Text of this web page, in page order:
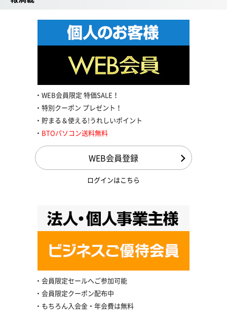
WEB会員限定 特価SALE！
特別クーポン プレゼント！
貯まる＆使える!うれしいポイント
BTOパソコン送料無料
WEB会員登録
ログインはこちら
会員限定セールへご参加可能
会員限定クーポン配布中
もちろん入会金・年会費は無料